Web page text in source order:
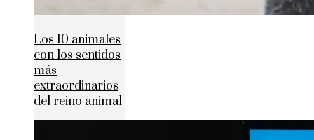
Los 10 animales
con los sentidos
más
extraordinarios
del reino animal